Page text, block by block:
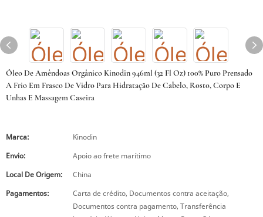
Óleo De Amêndoas Orgânico Kinodin 946ml (32 Fl Oz) 100% Puro Prensado
A Frio Em Frasco De Vidro Para Hidratação De Cabelo, Rosto, Corpo E
Unhas E Massagem Caseira
Marca:
Kinodin
Envio:
Apoio ao frete marítimo
Local De Origem:
China
Pagamentos:
Carta de crédito, Documentos contra aceitação,
Documentos contra pagamento, Transferência